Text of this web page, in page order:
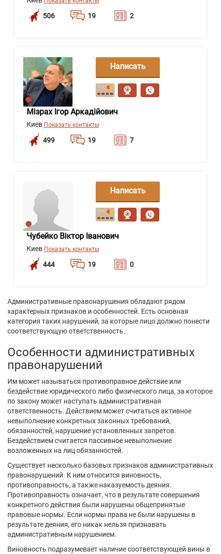
506 19 2
Мізрах Ігор Аркадійович
Киев Показать контакты
499 19 7
Написать
сообщение
Чубейко Віктор Іванович
Киев Показать контакты
444 19 0
Написать
сообщение
Административные правонарушения обладают рядом
характерных признаков и особенностей. Есть основная
категория таких нарушений, за которые лицо должно понести
соответствующую ответственность.
Особенности административных
правонарушений
Им может называться противоправное действие или
бездействие юридического либо физического лица, за которое
по закону может наступать административная
ответственность. Действием может считаться активное
невыполнение конкретных законных требований,
обязанностей, нарушение установленных запретов.
Бездействием считается пассивное невыполнение
возложенных на лиц обязанностей.
Существует несколько базовых признаков административных
правонарушений. К ним относится виновность,
противоправность, а также наказуемость деяния.
Противоправность означает, что в результате совершения
конкретного действия были нарушены общепринятые
правовые нормы. Если нормы права не были нарушены в
результате деяния, его никак нельзя признавать
административным нарушением.
Виновность подразумевает наличие соответствующей вины в